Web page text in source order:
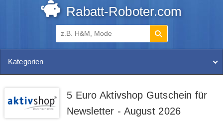
Rabatt-Roboter.com
Kategorien
5 Euro Aktivshop Gutschein für
Newsletter - August 2026